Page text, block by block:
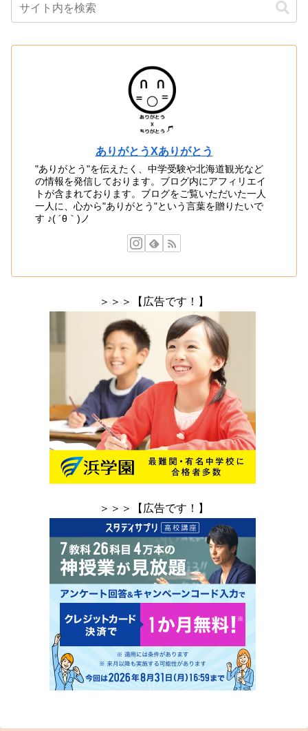
ありがとうXありがとう
"ありがとう"を伝えたく、中学受験や北海道観光など
の情報を発信しております。ブログ内にアフィリエイ
トが含まれております。ブログをご覧いただいた一人
一人に、心から"ありがとう"という言葉を贈りたいで
す ♪( ´θ｀)ノ
＞＞＞【広告です！】
＞＞＞【広告です！】